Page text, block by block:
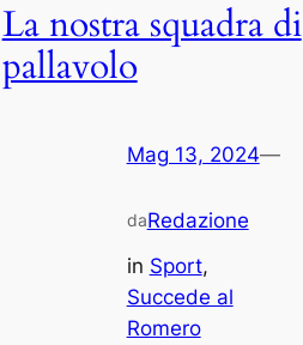
La nostra squadra di
pallavolo
Mag 13, 2024—
daRedazione
in Sport
Succede al
Romero